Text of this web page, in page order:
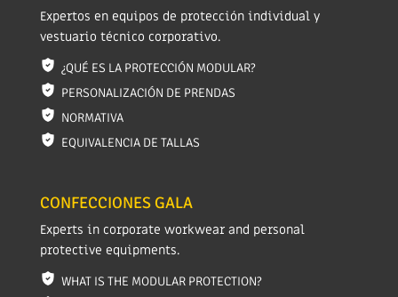
Expertos en equipos de protección individual y
vestuario técnico corporativo.
¿QUÉ ES LA PROTECCIÓN MODULAR?
PERSONALIZACIÓN DE PRENDAS
NORMATIVA
EQUIVALENCIA DE TALLAS
CONFECCIONES GALA
Experts in corporate workwear and personal
protective equipments.
WHAT IS THE MODULAR PROTECTION?